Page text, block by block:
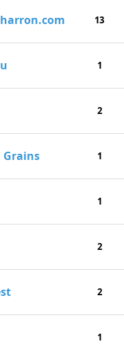
13
1
2
Grains 1
1
2
2
1